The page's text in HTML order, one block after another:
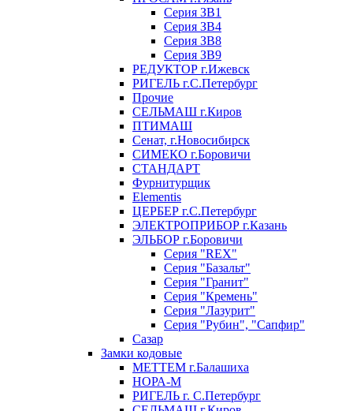
Серия ЗВ1
Серия ЗВ4
Серия ЗВ8
Серия ЗВ9
РЕДУКТОР г.Ижевск
РИГЕЛЬ г.С.Петербург
Прочие
СЕЛЬМАШ г.Киров
ПТИМАШ
Сенат, г.Новосибирск
СИМЕКО г.Боровичи
СТАНДАРТ
Фурнитурщик
Elementis
ЦЕРБЕР г.С.Петербург
ЭЛЕКТРОПРИБОР г.Казань
ЭЛЬБОР г.Боровичи
Серия "REX"
Серия "Базальт"
Серия "Гранит"
Серия "Кремень"
Серия "Лазурит"
Серия "Рубин", "Сапфир"
Сазар
Замки кодовые
МЕТТЕМ г.Балашиха
НОРА-М
РИГЕЛЬ г. С.Петербург